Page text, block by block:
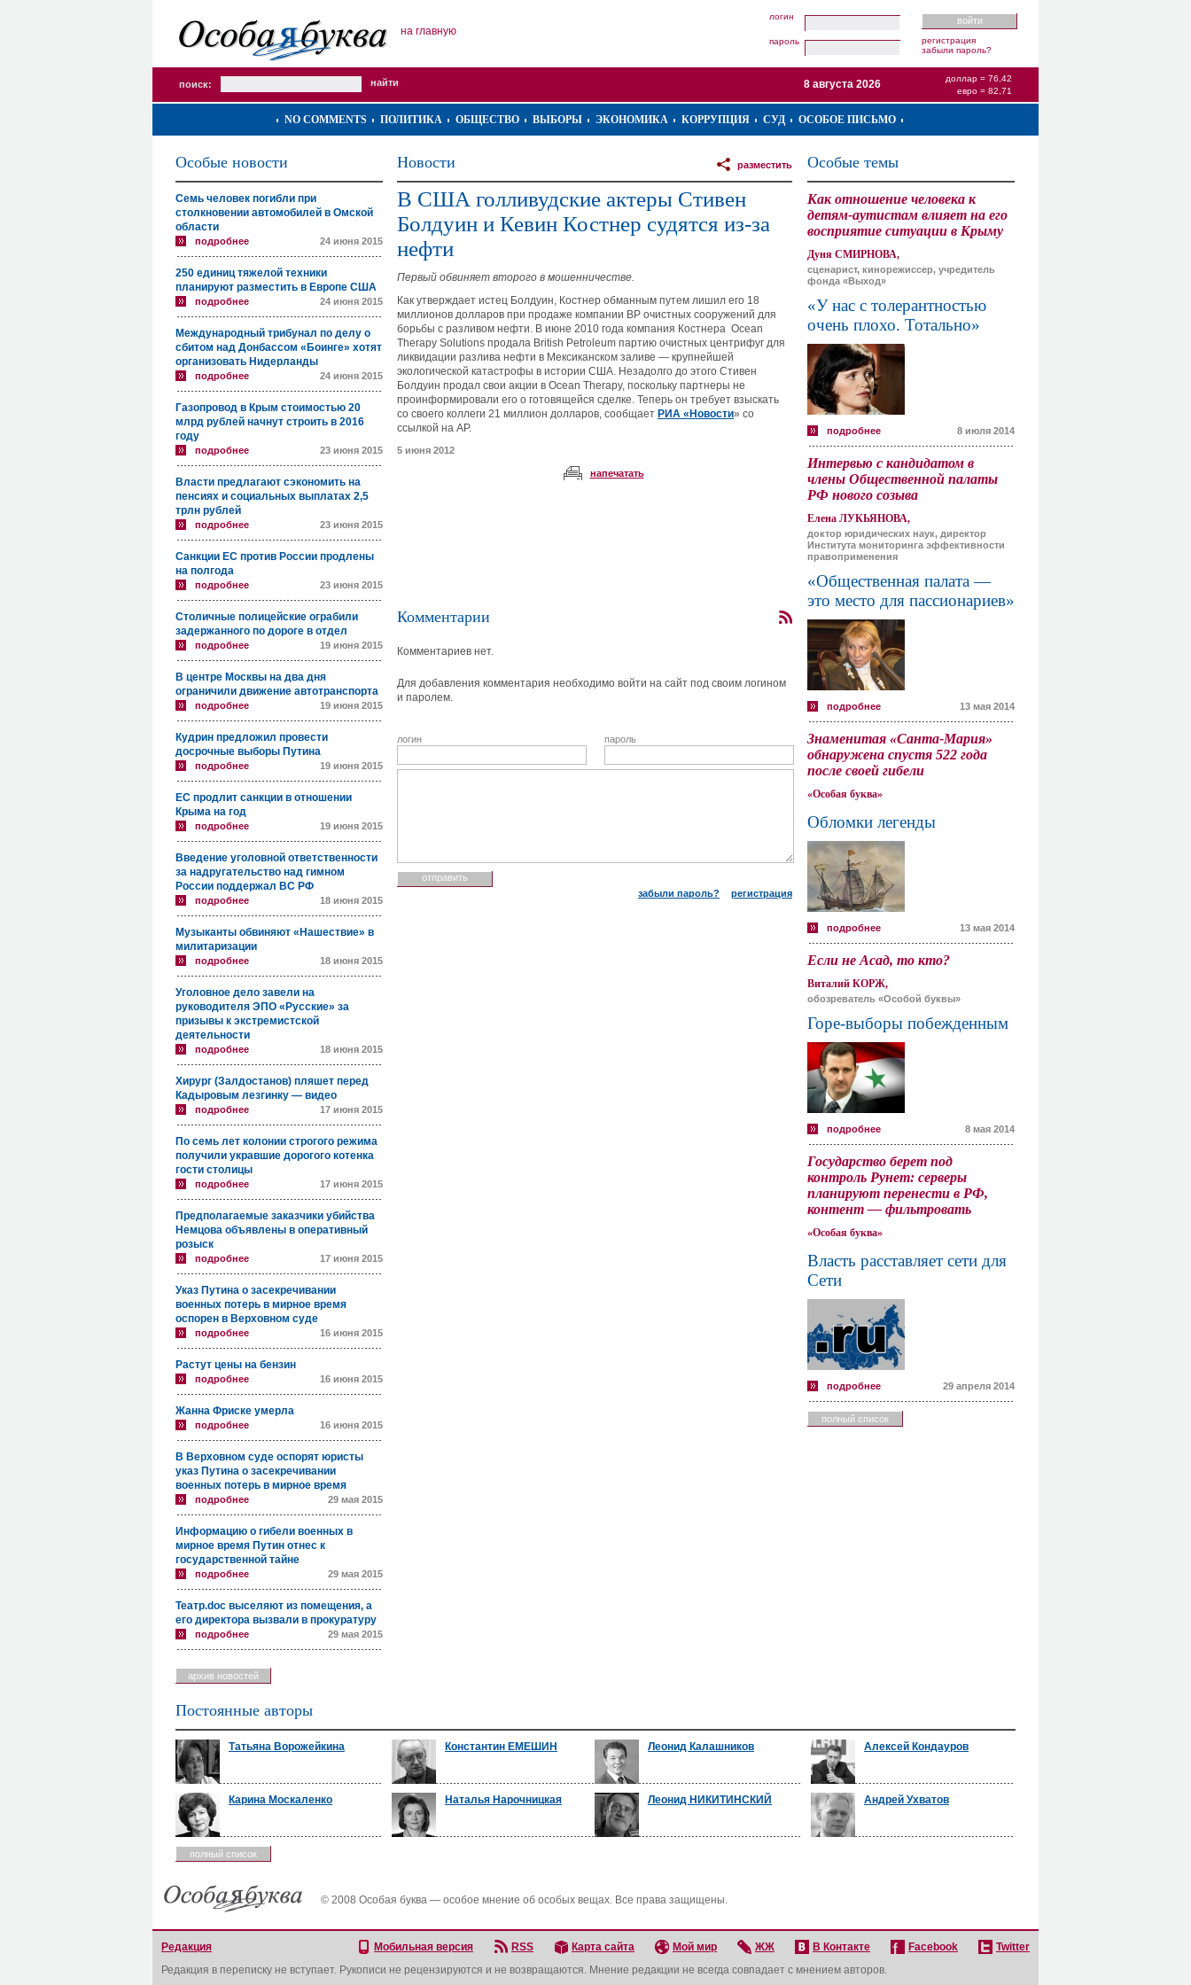
на главную
логин
пароль
регистрация
забыли пароль?
поиск:
доллар = 76,42
евро = 82,71
8 августа 2026
NO COMMENTS ПОЛИТИКА ОБЩЕСТВО ВЫБОРЫ ЭКОНОМИКА КОРРУПЦИЯ СУД ОСОБОЕ ПИСЬМО
Особые новости
Семь человек погибли при
столкновении автомобилей в Омской
области
подробнее 24 июня 2015
250 единиц тяжелой техники
планируют разместить в Европе США
подробнее 24 июня 2015
Международный трибунал по делу о
сбитом над Донбассом «Боинге» хотят
организовать Нидерланды
подробнее 24 июня 2015
Газопровод в Крым стоимостью 20
млрд рублей начнут строить в 2016
году
подробнее 23 июня 2015
Власти предлагают сэкономить на
пенсиях и социальных выплатах 2,5
трлн рублей
подробнее 23 июня 2015
Санкции ЕС против России продлены
на полгода
подробнее 23 июня 2015
Столичные полицейские ограбили
задержанного по дороге в отдел
подробнее 19 июня 2015
В центре Москвы на два дня
ограничили движение автотранспорта
подробнее 19 июня 2015
Кудрин предложил провести
досрочные выборы Путина
подробнее 19 июня 2015
ЕС продлит санкции в отношении
Крыма на год
подробнее 19 июня 2015
Введение уголовной ответственности
за надругательство над гимном
России поддержал ВС РФ
подробнее 18 июня 2015
Музыканты обвиняют «Нашествие» в
милитаризации
подробнее 18 июня 2015
Уголовное дело завели на
руководителя ЭПО «Русские» за
призывы к экстремистской
деятельности
подробнее 18 июня 2015
Хирург (Залдостанов) пляшет перед
Кадыровым лезгинку — видео
подробнее 17 июня 2015
По семь лет колонии строгого режима
получили укравшие дорогого котенка
гости столицы
подробнее 17 июня 2015
Предполагаемые заказчики убийства
Немцова объявлены в оперативный
розыск
подробнее 17 июня 2015
Указ Путина о засекречивании
военных потерь в мирное время
оспорен в Верховном суде
подробнее 16 июня 2015
Растут цены на бензин
подробнее 16 июня 2015
Жанна Фриске умерла
подробнее 16 июня 2015
В Верховном суде оспорят юристы
указ Путина о засекречивании
военных потерь в мирное время
подробнее 29 мая 2015
Информацию о гибели военных в
мирное время Путин отнес к
государственной тайне
подробнее 29 мая 2015
Театр.doc выселяют из помещения, а
его директора вызвали в прокуратуру
подробнее 29 мая 2015
архив новостей
Новости разместить
В США голливудские актеры Стивен
Болдуин и Кевин Костнер судятся из-за
нефти
Первый обвиняет второго в мошенничестве.
Как утверждает истец Болдуин, Костнер обманным путем лишил его 18
миллионов долларов при продаже компании BP очистных сооружений для
борьбы с разливом нефти. В июне 2010 года компания Костнера Ocean
Therapy Solutions продала British Petroleum партию очистных центрифуг для
ликвидации разлива нефти в Мексиканском заливе — крупнейшей
экологической катастрофы в истории США. Незадолго до этого Стивен
Болдуин продал свои акции в Ocean Therapy, поскольку партнеры не
проинформировали его о готовящейся сделке. Теперь он требует взыскать
со своего коллеги 21 миллион долларов, сообщает РИА «Новости» со
ссылкой на AP.
5 июня 2012
напечатать
Комментарии
Комментариев нет.
Для добавления комментария необходимо войти на сайт под своим логином
и паролем.
логин пароль
забыли пароль? регистрация
Особые темы
Как отношение человека к
детям-аутистам влияет на его
восприятие ситуации в Крыму
Дуня СМИРНОВА,
сценарист, кинорежиссер, учредитель
фонда «Выход»
«У нас с толерантностью
очень плохо. Тотально»
подробнее 8 июля 2014
Интервью с кандидатом в
члены Общественной палаты
РФ нового созыва
Елена ЛУКЬЯНОВА,
доктор юридических наук, директор
Института мониторинга эффективности
правоприменения
«Общественная палата —
это место для пассионариев»
подробнее 13 мая 2014
Знаменитая «Санта-Мария»
обнаружена спустя 522 года
после своей гибели
«Особая буква»
Обломки легенды
подробнее 13 мая 2014
Если не Асад, то кто?
Виталий КОРЖ,
обозреватель «Особой буквы»
Горе-выборы побежденным
подробнее 8 мая 2014
Государство берет под
контроль Рунет: серверы
планируют перенести в РФ,
контент — фильтровать
«Особая буква»
Власть расставляет сети для
Сети
подробнее 29 апреля 2014
полный список
Постоянные авторы
Татьяна Ворожейкина Константин ЕМЕШИН Леонид Калашников Алексей Кондауров
Карина Москаленко Наталья Нарочницкая Леонид НИКИТИНСКИЙ Андрей Ухватов
полный список
© 2008 Особая буква — особое мнение об особых вещах. Все права защищены.
Редакция Мобильная версия RSS Карта сайта Мой мир ЖЖ В Контакте Facebook
Twitter
Редакция в переписку не вступает. Рукописи не рецензируются и не возвращаются. Мнение редакции не всегда совпадает с мнением авторов.